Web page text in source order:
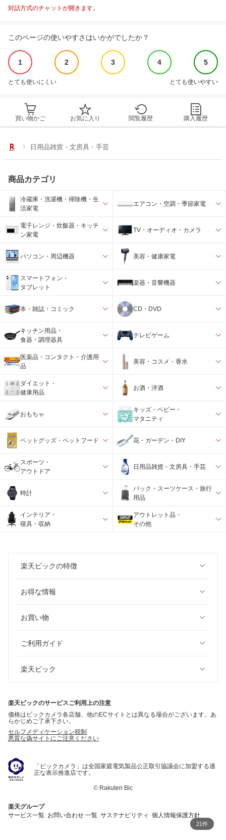
対話方式のチャットが開きます。
このページの使いやすさはいかがでしたか？
1 2 3 4 5
とても使いにくい とても使いやすい
買い物かご お気に入り 閲覧履歴 購入履歴
日用品雑貨・文房具・手芸
商品カテゴリ
冷蔵庫・洗濯機・掃除機・生
活家電
エアコン・空調・季節家電
電子レンジ・炊飯器・キッチ
ン家電
TV・オーディオ・カメラ
パソコン・周辺機器 美容・健康家電
スマートフォン・
タブレット
楽器・音響機器
本・雑誌・コミック CD・DVD
キッチン用品・
食器・調理器具
テレビゲーム
医薬品・コンタクト・介護用
品
美容・コスメ・香水
ダイエット・
健康用品
お酒・洋酒
おもちゃ
キッズ・ベビー・
マタニティ
ペットグッズ・ペットフード 花・ガーデン・DIY
スポーツ・
アウトドア
日用品雑貨・文房具・手芸
時計
バック・スーツケース・旅行
用品
インテリア・
寝具・収納
アウトレット品・
その他
楽天ビックの特徴
お得な情報
お買い物
ご利用ガイド
楽天ビック
楽天ビックのサービスご利用上の注意
価格はビックカメラ各店舗、他のECサイトとは異なる場合がございます。あ
らかじめご了承下さい。
セルフメディケーション税制
悪質な偽サイトにご注意ください
「ビックカメラ」は全国家庭電気製品公正取引協議会に加盟する適
正な表示推進店です。
© Rakuten Bic
楽天グループ
サービス一覧 お問い合わせ 一覧 サステナビリティ 個人情報保護方針
21件